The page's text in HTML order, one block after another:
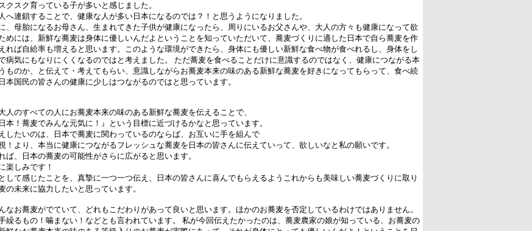
クスク育っている子が多いと感じました。
へ連鎖することで、健康な人が多い日本になるのでは？！と思うようになりました。
、母胎になるお母さん、生まれてきた子供が健康になったら、周りにいるお父さんや、大人の方々も健康になって欲
めには、新鮮な蕎麦は身体に優しいんだよということを知っていただいて、蕎麦づくりに適した日本で自ら蕎麦を作
れば自給率も増えると思います。このような環境ができたら、身体にも優しい新鮮な食べ物が食べれるし、身体をし
病気にもなりにくくなるのではと考えました。 ただ蕎麦を食べることだけに意識するのではなく、健康につながる本
ものか、と伝えて・考えてもらい、意識しながらお蕎麦本来の味のある新鮮な蕎麦を好きになってもらって、食べ続
本国民の皆さんの健康に少しはつながるのではと思っています。
人のすべての人にお蕎麦本来の味のある新鮮な蕎麦を伝えることで、
本！蕎麦でみんな元気に！』という目標に近づけるかなと思っています。
したいのは、日本で蕎麦に関わっているのならば、お互いに手を組んで
！より、本当に健康につながるフレッシュな蕎麦を日本の皆さんに伝えていって、欲しいなと私の願いです。
ば、日本の蕎麦の可能性がさらに広がると思います。
楽しみです！
して感じたことを、真摯に一つ一つ伝え、日本の皆さんに喜んでもらえるようこれからも美味しい蕎麦づくりに取り
の未来に協力したいと思っています。
なお蕎麦がでていて、どれもこだわりがあって良いと思います。ほかのお蕎麦を否定しているわけではありません。
繰るもの！噛まない！などとも言われています。 私が今回伝えたかったのは、蕎麦農家の娘が知っている、お蕎麦の